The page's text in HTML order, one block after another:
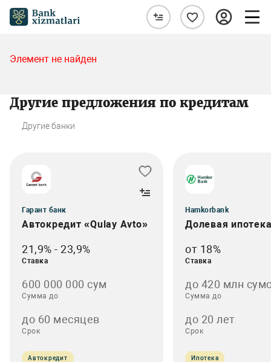
Элемент не найден
Другие предложения по кредитам
Другие банки
Гарант банк
Автокредит «Qulay Avto»
21,9% - 23,9%
Ставка
600 000 000 сум
Сумма до
до 60 месяцев
Срок
Автокредит
Hamkorbank
Долевая
от 18%
Ставка
до 420 млн
Сумма до
до 20 лет
Срок
Ипотека